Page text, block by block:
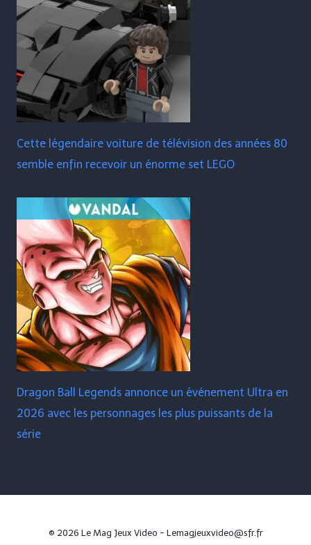
Cette légendaire voiture de télévision des années 80
semble enfin recevoir un énorme set LEGO
Dragon Ball Legends annonce un événement Ultra en
2026 avec les personnages les plus puissants de la
série
© 2026 Le Mag Jeux Video - Lemagjeuxvideo@sfr.fr